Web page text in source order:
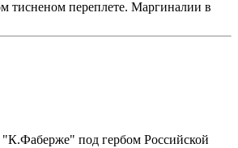
тисненом переплете. Маргиналии в
под гербом Российской